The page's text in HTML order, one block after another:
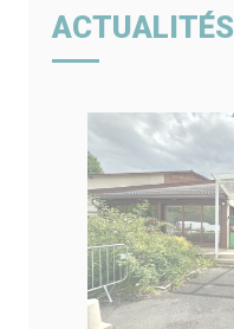
ACTUALITÉS